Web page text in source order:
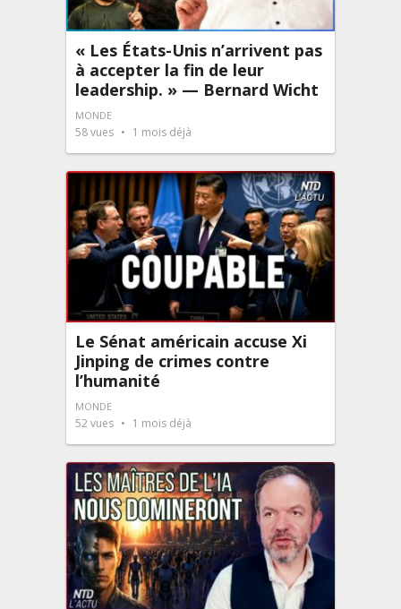
« Les États-Unis n’arrivent pas
à accepter la fin de leur
leadership. » — Bernard Wicht
MONDE
58vues 1 mois déjà
Le Sénat américain accuse Xi
Jinping de crimes contre
l’humanité
MONDE
52vues 1 mois déjà